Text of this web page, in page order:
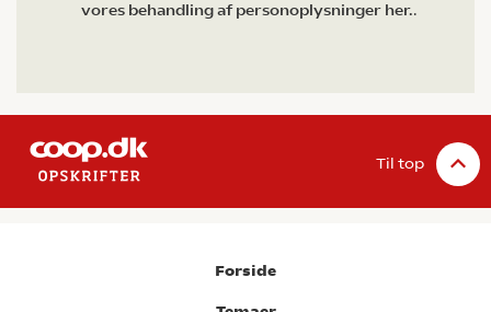
vores behandling af personoplysninger her..
Til top
Forside